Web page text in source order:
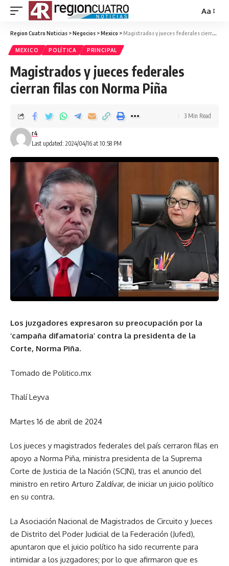
Aa
Region Cuatro Noticias >Negocios >Mexico >Magistrados y jueces federales cierran filas con Norma Piña
MEXICO POLÍTICA PRINCIPAL
Magistrados y jueces federales
cierran filas con Norma Piña
Last updated: 2024/04/16 at 10:58 PM
r4
3 Min Read
Los juzgadores expresaron su preocupación por la
‘campaña difamatoria’ contra la presidenta de la
Corte, Norma Piña.
Tomado de Politico.mx
Thalí Leyva
Martes 16 de abril de 2024
Los jueces y magistrados federales del país cerraron filas en
apoyo a Norma Piña, ministra presidenta de la Suprema
Corte de Justicia de la Nación (SCJN), tras el anuncio del
ministro en retiro Arturo Zaldívar, de iniciar un juicio político
en su contra.
La Asociación Nacional de Magistrados de Circuito y Jueces
de Distrito del Poder Judicial de la Federación (Jufed),
apuntaron que el juicio político ha sido recurrente para
intimidar a los juzgadores; por lo que afirmaron que es